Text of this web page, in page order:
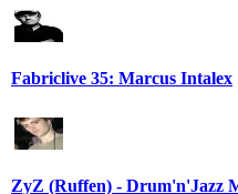
Fabriclive 35: Marcus Intalex
ZyZ (Ruffen) - Drum'n'Jazz